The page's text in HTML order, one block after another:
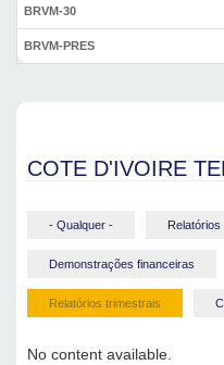
BRVM-30
BRVM-PRES
COTE D'IVOIRE
- Qualquer - Relatórios
Demonstrações financeiras
Relatórios trimestrais
No content available.